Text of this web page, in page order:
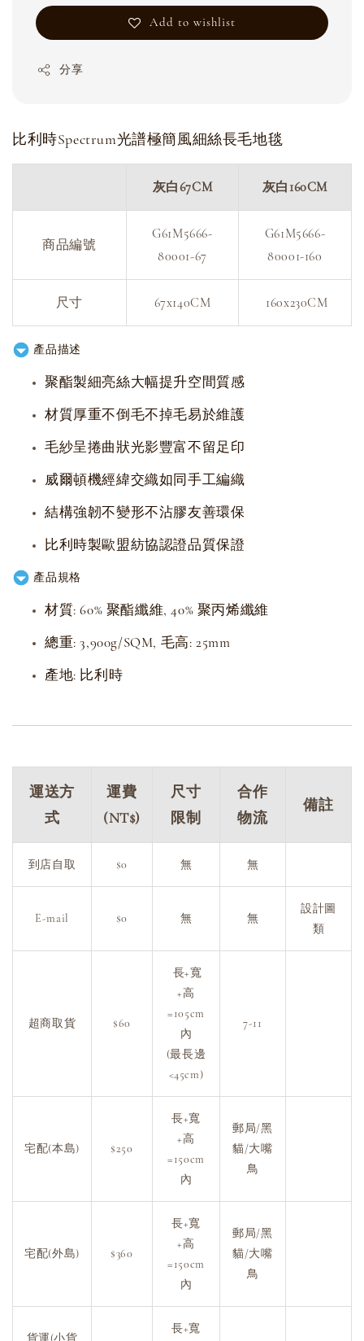
Add to wishlist
分享
比利時Spectrum光譜極簡風細絲長毛地毯
灰白67CM 灰白160CM
商品編號
G61M5666-
80001-67
G61M5666-
80001-160
尺寸 67x140CM 160x230CM
產品描述
聚酯製細亮絲大幅提升空間質感
材質厚重不倒毛不掉毛易於維護
毛紗呈捲曲狀光影豐富不留足印
威爾頓機經緯交織如同手工編織
結構強韌不變形不沾膠友善環保
比利時製歐盟紡協認證品質保證
產品規格
材質: 60% 聚酯纖維, 40% 聚丙烯纖維
總重: 3,900g/SQM, 毛高: 25mm
產地: 比利時
運送方
式
運費
(NT$)
尺寸
限制
合作
物流
備註
到店自取 $0 無 無
E-mail $0 無 無
設計圖
類
超商取貨 $60
長+寬
+高
=105cm
內
(最長邊
<45cm)
7-11
宅配(本島) $250
長+寬
+高
=150cm
內
郵局/黑
貓/大嘴
鳥
宅配(外島) $360
長+寬
+高
=150cm
內
郵局/黑
貓/大嘴
鳥
長+寬